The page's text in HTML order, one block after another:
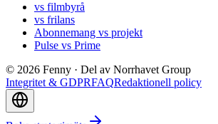
vs filmbyrå
vs frilans
Abonnemang vs projekt
Pulse vs Prime
© 2026 Fenny · Del av Norrhavet Group
Integritet & GDPRFAQRedaktionell policy